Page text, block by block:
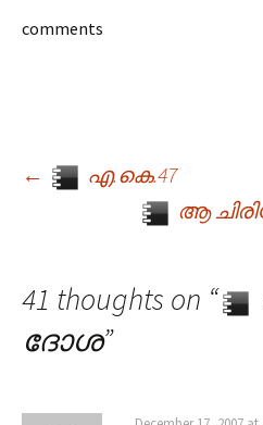
comments
Post
←
എ.കെ.47
ആ
41 thoughts on “
ദോശ”